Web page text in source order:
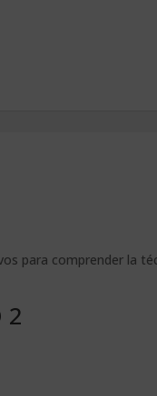
para comprender la
2